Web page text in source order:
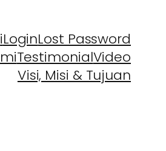
LoginLost Password
TestimonialVideo
Visi, Misi & Tujuan